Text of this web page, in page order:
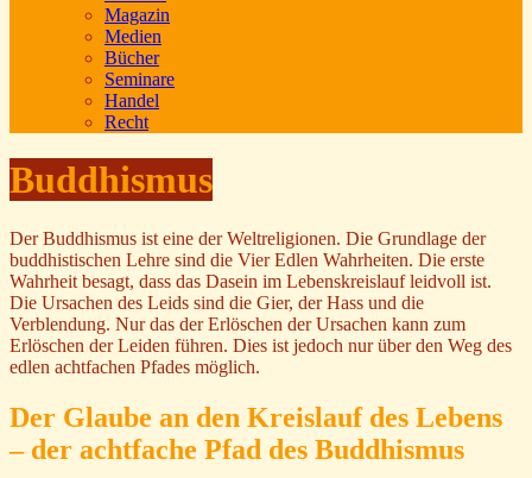
Magazin
Medien
Bücher
Seminare
Handel
Recht
Buddhismus
Der Buddhismus ist eine der Weltreligionen. Die Grundlage der
buddhistischen Lehre sind die Vier Edlen Wahrheiten. Die erste
Wahrheit besagt, dass das Dasein im Lebenskreislauf leidvoll ist.
Die Ursachen des Leids sind die Gier, der Hass und die
Verblendung. Nur das der Erlöschen der Ursachen kann zum
Erlöschen der Leiden führen. Dies ist jedoch nur über den Weg des
edlen achtfachen Pfades möglich.
Der Glaube an den Kreislauf des Lebens
– der achtfache Pfad des Buddhismus